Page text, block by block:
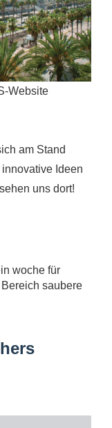
Website
am Stand
Ideen
uns dort!
woche für
saubere